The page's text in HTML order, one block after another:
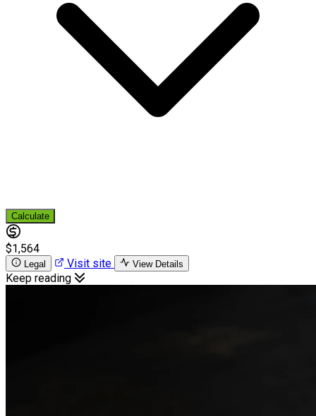
Calculate
$1,564
Legal Visit site View Details
Keep reading